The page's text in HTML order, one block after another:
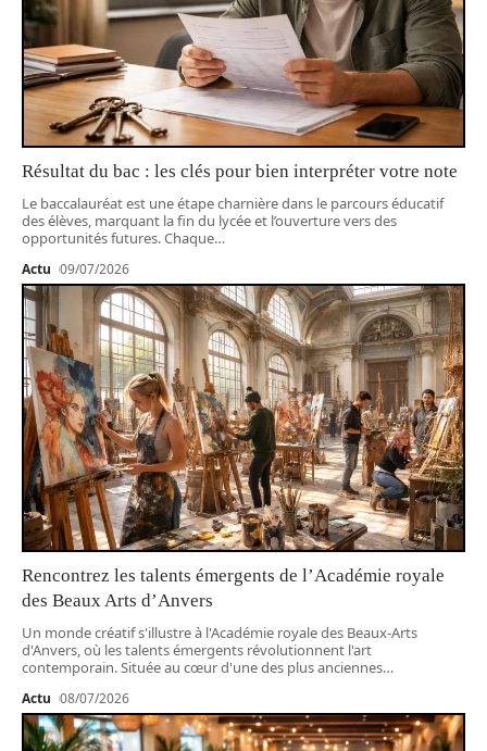
Résultat du bac : les clés pour bien interpréter votre note
Le baccalauréat est une étape charnière dans le parcours éducatif
des élèves, marquant la fin du lycée et l’ouverture vers des
opportunités futures. Chaque…
Actu 09/07/2026
Rencontrez les talents émergents de l’Académie royale
des Beaux Arts d’Anvers
Un monde créatif s'illustre à l'Académie royale des Beaux-Arts
d'Anvers, où les talents émergents révolutionnent l'art
contemporain. Située au cœur d'une des plus anciennes…
Actu 08/07/2026